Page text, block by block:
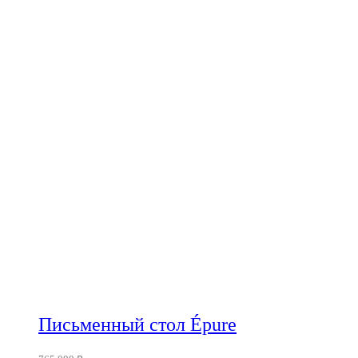
Письменный стол Épure